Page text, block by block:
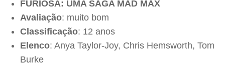
FURIOSA: UMA SAGA MAD MAX
Avaliação: muito bom
Classificação: 12 anos
Elenco: Anya Taylor-Joy, Chris Hemsworth, Tom
Burke